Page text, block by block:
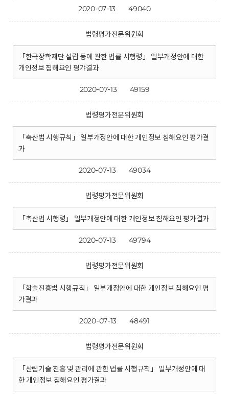
2020-07-13 49040
법령평가전문위원회
「한국장학재단 설립 등에 관한 법률 시행령」 일부개정안에 대한
개인정보 침해요인 평갸결과
2020-07-13 49159
법령평가전문위원회
「축산법 시행규칙」 일부개정안에 대한 개인정보 침해요인 평가결
과
2020-07-13 49034
법령평가전문위원회
「축산법 시행령」 일부개정안에 대한 개인정보 침해요인 평가결과
2020-07-13 49794
법령평가전문위원회
「학술진흥법 시행규칙」 일부개정안에 대한 개인정보 침해요인 평
가결과
2020-07-13 48491
법령평가전문위원회
「산림기술 진흥 및 관리에 관한 법률 시행규칙」 일부개정안에 대
한 개인정보 침해요인 평가결과